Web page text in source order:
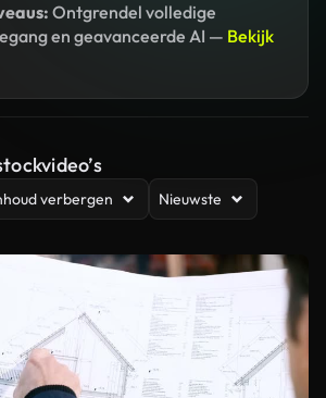
Ontgrendel volledige
en geavanceerde AI — Bekijk
verbergen Nieuwste